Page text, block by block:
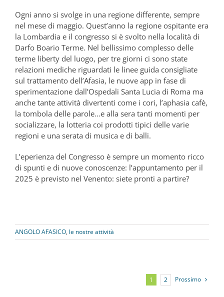
Ogni anno si svolge in una regione differente, sempre
nel mese di maggio. Quest’anno la regione ospitante era
la Lombardia e il congresso si è svolto nella località di
Darfo Boario Terme. Nel bellissimo complesso delle
terme liberty del luogo, per tre giorni ci sono state
relazioni mediche riguardati le linee guida consigliate
sul trattamento dell’Afasia, le nuove app in fase di
sperimentazione dall’Ospedali Santa Lucia di Roma ma
anche tante attività divertenti come i cori, l’aphasia cafè,
la tombola delle parole…e alla sera tanti momenti per
socializzare, la lotteria coi prodotti tipici delle varie
regioni e una serata di musica e di balli.
L’eperienza del Congresso è sempre un momento ricco
di spunti e di nuove conoscenze: l’appuntamento per il
2025 è previsto nel Venento: siete pronti a partire?
ANGOLO AFASICO, le nostre attività
1 2 Prossimo